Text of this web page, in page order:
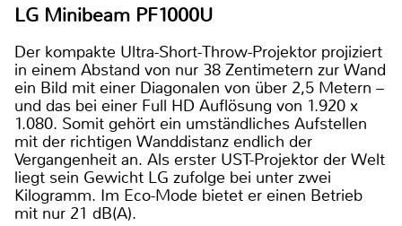
LG Minibeam PF1000U
Der kompakte Ultra-Short-Throw-Projektor projiziert
in einem Abstand von nur 38 Zentimetern zur Wand
ein Bild mit einer Diagonalen von über 2,5 Metern –
und das bei einer Full HD Auflösung von 1.920 x
1.080. Somit gehört ein umständliches Aufstellen
mit der richtigen Wanddistanz endlich der
Vergangenheit an. Als erster UST-Projektor der Welt
liegt sein Gewicht LG zufolge bei unter zwei
Kilogramm. Im Eco-Mode bietet er einen Betrieb
mit nur 21 dB(A).